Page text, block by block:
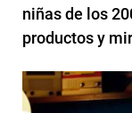
niñas de los
productos y